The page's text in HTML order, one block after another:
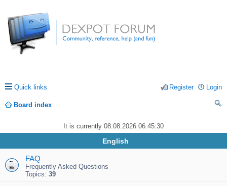
Quick links Login
Register
Board index
rc
h
It is currently 08.08.2026 06:45:30
English
FAQ
Frequently Asked Questions
Topics: 39